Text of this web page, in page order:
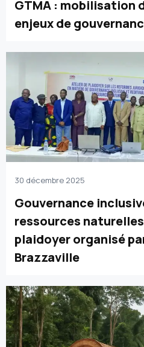
GTMA : mobilisation
enjeux de
30 décembre 2025
Gouvernance
ressources
plaidoyer organisé
Brazzaville